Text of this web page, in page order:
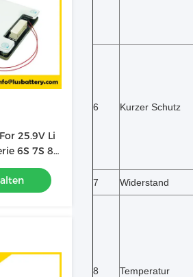
25.9V Li
6S 7S 8S
6 Kurzer Schutz
7 Widerstand
8 Temperatur